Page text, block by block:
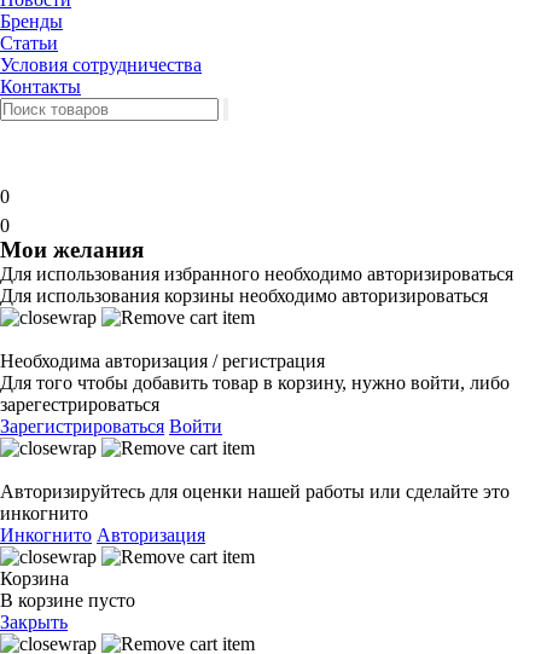
Бренды
Статьи
Условия сотрудничества
Контакты
0
0
Мои желания
Для использования избранного необходимо авторизироваться
Для использования корзины необходимо авторизироваться
Необходима авторизация / регистрация
Для того чтобы добавить товар в корзину, нужно войти, либо
зарегестрироваться
Зарегистрироваться Войти
Авторизируйтесь для оценки нашей работы или сделайте это
инкогнито
Инкогнито Авторизация
Корзина
В корзине пусто
Закрыть